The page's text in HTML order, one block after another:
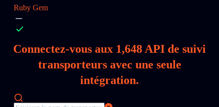
Ruby Gem
Connectez‑vous aux 1,648 API de suivi
transporteurs avec une seule
intégration.